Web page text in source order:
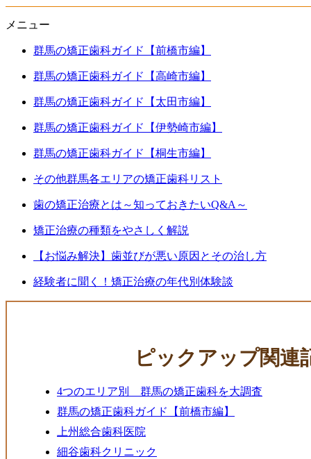
メニュー
群馬の矯正歯科ガイド【前橋市編】
群馬の矯正歯科ガイド【高崎市編】
群馬の矯正歯科ガイド【太田市編】
群馬の矯正歯科ガイド【伊勢崎市編】
群馬の矯正歯科ガイド【桐生市編】
その他群馬各エリアの矯正歯科リスト
歯の矯正治療とは～知っておきたいQ&A～
矯正治療の種類をやさしく解説
【お悩み解決】歯並びが悪い原因とその治し方
経験者に聞く！矯正治療の年代別体験談
ピックアップ関連
4つのエリア別 群馬の矯正歯科を大調査
群馬の矯正歯科ガイド【前橋市編】
上州総合歯科医院
細谷歯科クリニック